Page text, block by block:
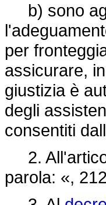
b) sono
per
assicurare,
giustizia è
degli
consentiti
2.
parola: «,